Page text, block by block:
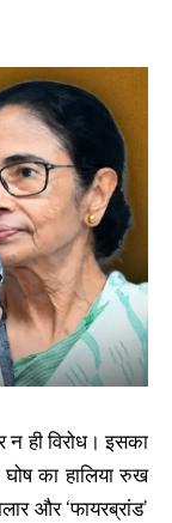
न ही विरोध। इसका
का हालिया रुख
और ‘फायरब्रांड’